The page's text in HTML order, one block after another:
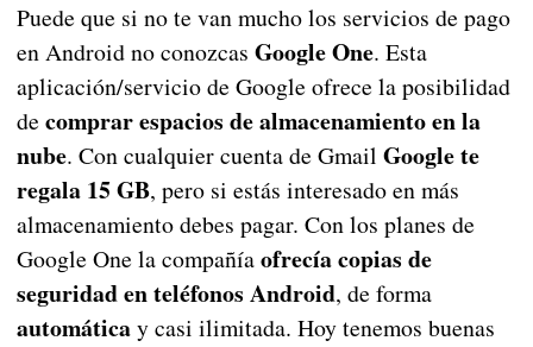
Puede que si no te van mucho los servicios de pago
en Android no conozcas Google One. Esta
aplicación/servicio de Google ofrece la posibilidad
de comprar espacios de almacenamiento en la
nube. Con cualquier cuenta de Gmail Google te
regala 15 GB, pero si estás interesado en más
almacenamiento debes pagar. Con los planes de
Google One la compañíaofrecía copias de
seguridad en teléfonos Android, de forma
automáticay casi ilimitada. Hoy tenemos buenas